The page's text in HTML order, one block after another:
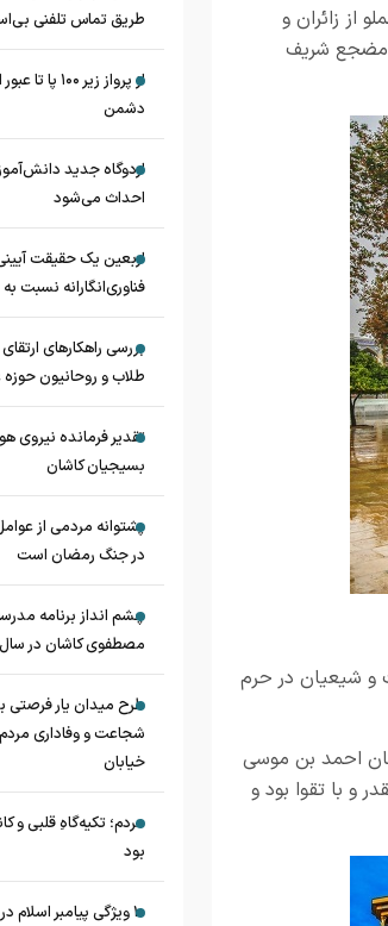
از زائران و
مضجع شریف
و شیعیان در حرم
احمد بن موسی
و با تقوا بود و
طریق تماس تلفنی
از پرواز زیر
دشمن
اردوگاه جدید
احداث می‌شود
اربعین یک حقیقت
فناوری‌انگارانه نسبت
بررسی راهکارهای
طلاب و روحانیون
تقدیر فرمانده نیروی
بسیجیان کاشان
پشتوانه مردمی از
در جنگ رمضان است
چشم‌ انداز برنامه
مصطفوی کاشان در
طرح میدان یار فرصتی
شجاعت و وفاداری
خیابان
مردم؛ تکیه‌گاهِ قلبی و
بود
۱۰ ویژگی پیامبر اسلام در آیه ۱۵۷ سوره اعراف